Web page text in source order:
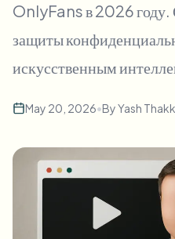
Форма обратной связи
Видеоаналитика
Пакетное удаление
OnlyFans в 2026 году.
защиты
искусственным
May 20, 2026•ByYash